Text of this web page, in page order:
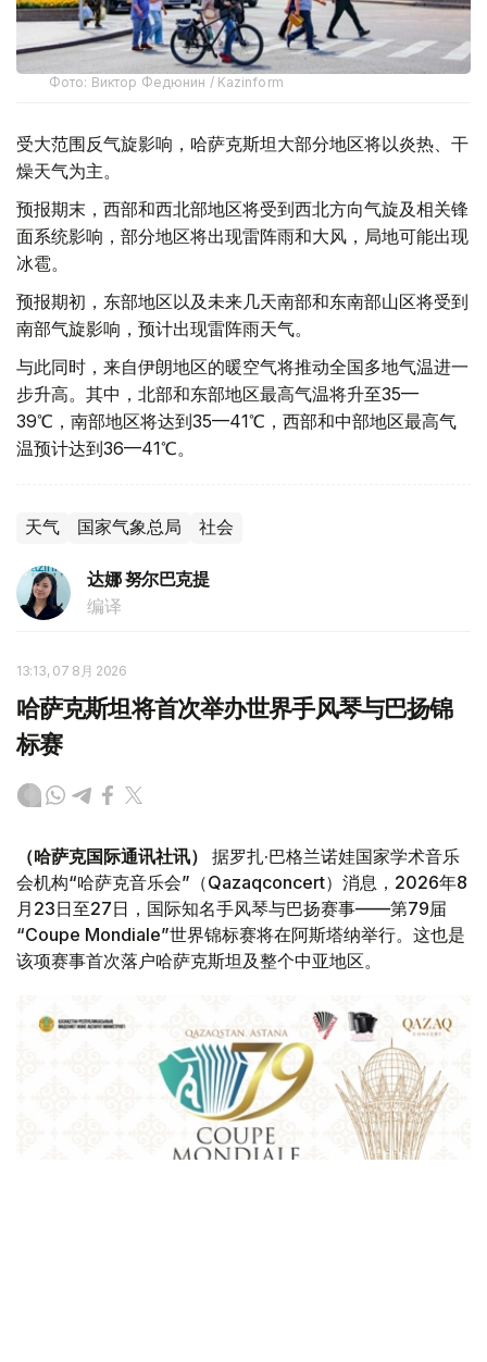
Фото: Виктор Федюнин / Kazinform
受大范围反气旋影响，哈萨克斯坦大部分地区将以炎热、干
燥天气为主。
预报期末，西部和西北部地区将受到西北方向气旋及相关锋
面系统影响，部分地区将出现雷阵雨和大风，局地可能出现
冰雹。
预报期初，东部地区以及未来几天南部和东南部山区将受到
南部气旋影响，预计出现雷阵雨天气。
与此同时，来自伊朗地区的暖空气将推动全国多地气温进一
步升高。其中，北部和东部地区最高气温将升至35—
39℃，南部地区将达到35—41℃，西部和中部地区最高气
温预计达到36—41℃。
天气 国家气象总局 社会
达娜 努尔巴克提
编译
13:13, 07 8月 2026
哈萨克斯坦将首次举办世界手风琴与巴扬锦
标赛
（哈萨克国际通讯社讯）
据罗扎·巴格兰诺娃国家学术音乐
会机构“哈萨克音乐会”（Qazaqconcert）消息，2026年8
月23日至27日，国际知名手风琴与巴扬赛事——第79届
“Coupe Mondiale”世界锦标赛将在阿斯塔纳举行。这也是
该项赛事首次落户哈萨克斯坦及整个中亚地区。